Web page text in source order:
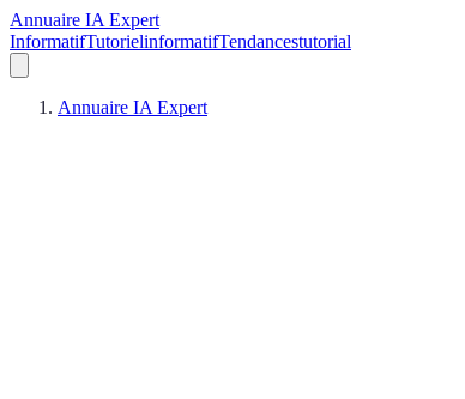
Annuaire IA Expert
InformatifTutorielinformatifTendancestutorial
Annuaire IA Expert